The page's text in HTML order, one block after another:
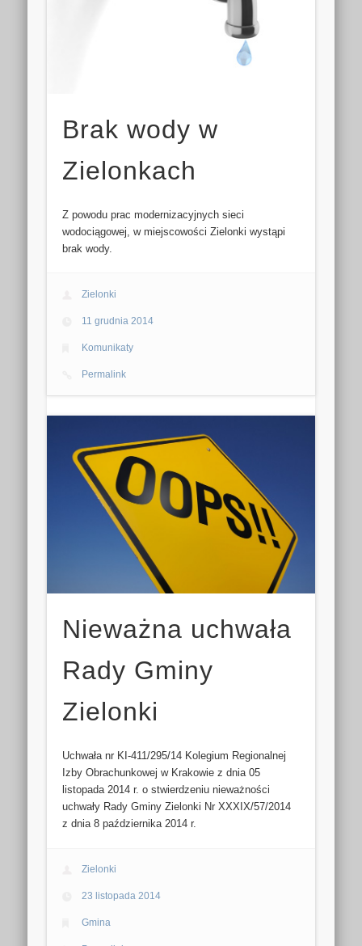
Brak wody w
Zielonkach
Z powodu prac modernizacyjnych sieci
wodociągowej, w miejscowości Zielonki wystąpi
brak wody.
Zielonki
11 grudnia 2014
Komunikaty
Permalink
Nieważna uchwała
Rady Gminy
Zielonki
Uchwała nr KI-411/295/14 Kolegium Regionalnej
Izby Obrachunkowej w Krakowie z dnia 05
listopada 2014 r. o stwierdzeniu nieważności
uchwały Rady Gminy Zielonki Nr XXXIX/57/2014
z dnia 8 października 2014 r.
Zielonki
23 listopada 2014
Gmina